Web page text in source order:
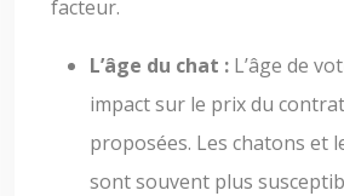
facteur.
L’âge du chat : L’âge de
impact sur le prix du
proposées. Les chatons et
sont souvent plus